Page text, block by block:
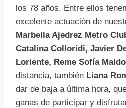
los 78 años. Entre ellos
excelente actuación de
Marbella Ajedrez Metro
Catalina Colloridi, Javier
Loriente, Reme Sofía
distancia, también Liana
dar de baja a última hora,
ganas de participar y